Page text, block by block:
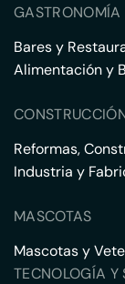
GASTRONOMÍA
Bares y
Alimentación y
Reformas,
Industria y
MASCOTAS
Mascotas y
TECNOLOGÍA Y